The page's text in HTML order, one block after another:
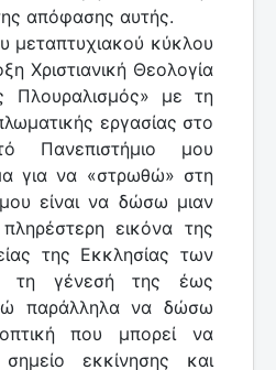
απόφασης αυτής.
μεταπτυχιακού κύκλου
Χριστιανική Θεολογία
Πλουραλισμός» με τη
εργασίας στο
Πανεπιστήμιο μου
για να «στρωθώ» στη
είναι να δώσω μιαν
εικόνα της
της Εκκλησίας των
τη γένεσή της έως
παράλληλα να δώσω
που μπορεί να
εκκίνησης και